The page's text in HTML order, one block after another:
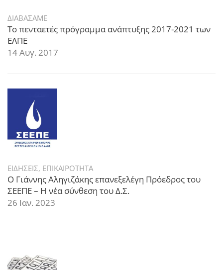
ΔΙΑΒΑΣΑΜΕ
Το πενταετές πρόγραμμα ανάπτυξης 2017-2021 των
ΕΛΠΕ
14 Αυγ. 2017
ΕΙΔΗΣΕΙΣ, ΕΠΙΚΑΙΡΟΤΗΤΑ
Ο Γιάννης Αληγιζάκης επανεξελέγη Πρόεδρος του
ΣΕΕΠΕ – Η νέα σύνθεση του Δ.Σ.
26 Ιαν. 2023